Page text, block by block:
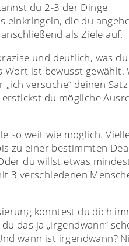
du 2-3 der Dinge
einkringeln, die du
als Ziele auf.
und deutlich, was
Wort ist bewusst gewählt.
„ich versuche“ deinen
erstickst du mögliche
so weit wie möglich.
zu einer bestimmten
du willst etwas
3 verschiedenen
könntest du dich
das ja „irgendwann“
wann ist irgendwann?